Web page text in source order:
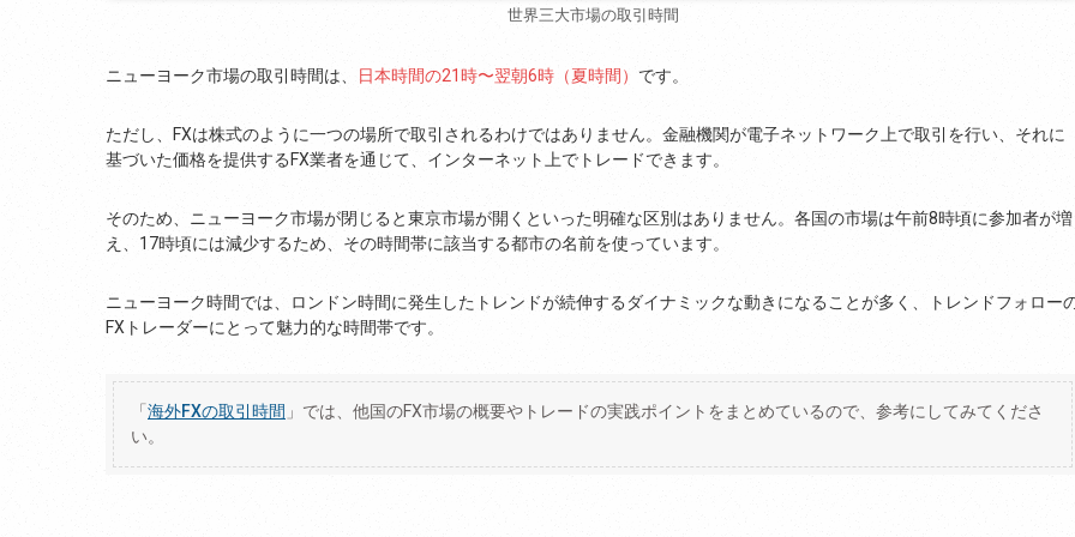
世界三大市場の取引時間
ニューヨーク市場の取引時間は、 日本時間の21時〜翌朝6時（夏時間） です。
ただし、FXは株式のように一つの場所で取引されるわけではありません。金融機関が電子ネットワーク上で取引を行い、それに
基づいた価格を提供するFX業者を通じて、インターネット上でトレードできます。
そのため、ニューヨーク市場が閉じると東京市場が開くといった明確な区別はありません。各国の市場は午前8時頃に参加者が増
え、17時頃には減少するため、その時間帯に該当する都市の名前を使っています。
ニューヨーク時間では、ロンドン時間に発生したトレンドが続伸するダイナミックな動きになることが多く、トレンドフォロー
FXトレーダーにとって魅力的な時間帯です。
「 海外FXの取引時間 」では、他国のFX市場の概要やトレードの実践ポイントをまとめているので、参考にしてみてくださ
い。